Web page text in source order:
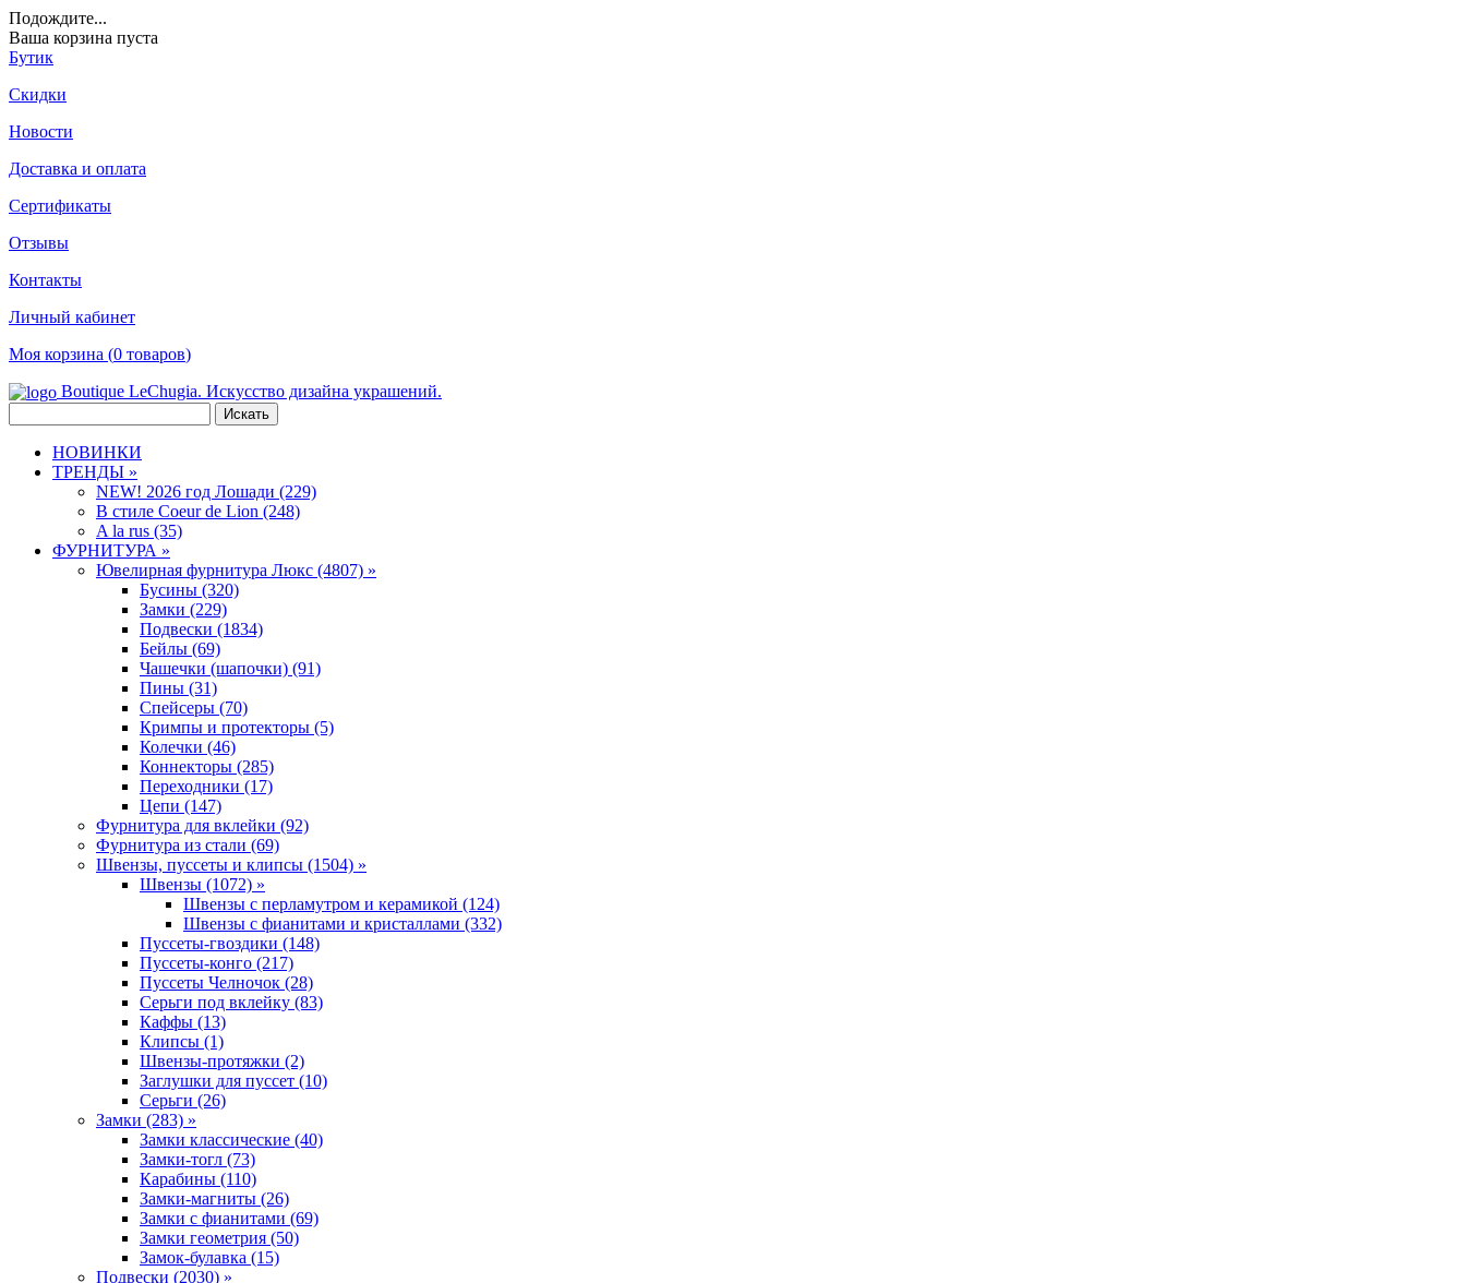
Подождите...
Ваша корзина пуста
Бутик
Скидки
Новости
Доставка и оплата
Сертификаты
Отзывы
Контакты
Личный кабинет
Моя корзина (0 товаров)
Boutique LeChugia. Искусство дизайна украшений.
НОВИНКИ
ТРЕНДЫ »
NEW! 2026 год Лошади (229)
В стиле Coeur de Lion (248)
A la rus (35)
ФУРНИТУРА »
Ювелирная фyрнитyра Люкс (4807) »
Бусины (320)
Замки (229)
Подвески (1834)
Бейлы (69)
Чашечки (шапочки) (91)
Пины (31)
Спейсеры (70)
Кримпы и протекторы (5)
Колечки (46)
Коннекторы (285)
Переходники (17)
Цепи (147)
Фурнитура для вклейки (92)
Фурнитура из стали (69)
Швензы, пуссеты и клипсы (1504) »
Швензы (1072) »
Швензы с перламутром и керамикой (124)
Швензы с фианитами и кристаллами (332)
Пуссеты-гвоздики (148)
Пуссеты-конго (217)
Пуссеты Челночок (28)
Серьги под вклейку (83)
Каффы (13)
Клипсы (1)
Швензы-протяжки (2)
Заглушки для пуссет (10)
Серьги (26)
Замки (283) »
Замки классические (40)
Замки-тогл (73)
Карабины (110)
Замки-магниты (26)
Замки с фианитами (69)
Замки геометрия (50)
Замок-булавка (15)
Подвески (2030) »